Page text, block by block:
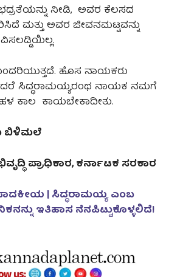
ನೀಡಿ, ಅವರ ಕೆಲಸದ
ಮತ್ತು ಅವರ ಜೀವನಮಟ್ಟವನ್ನು
ಹೊಸ ನಾಯಕರು
ಸಿದ್ಧರಾಮಯ್ಯರಂಥ ನಾಯಕ ನಮಗೆ
ಕಾಲ ಕಾಯಬೇಕಾದೀತು.
ಬಿಳಿಮಲೆ
ಪ್ರಾಧಿಕಾರ, ಕರ್ನಾಟಕ ಸರಕಾರ
| ಸಿದ್ಧರಾಮಯ್ಯ ಎಂಬ
ಇತಿಹಾಸ ನೆನಪಿಟ್ಟುಕೊಳ್ಳಲಿದೆ!